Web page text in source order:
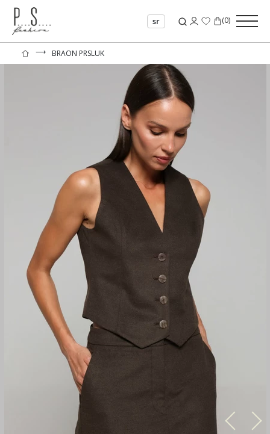
sr (0)
⟶ BRAON PRSLUK